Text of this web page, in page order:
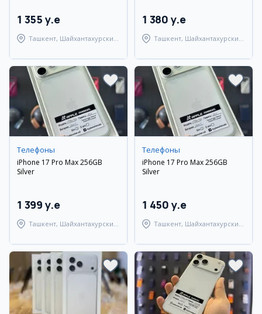
1 355 y.e
Ташкент, Шайхантахурский
1 380 y.e
Ташкент, Шайхантахурский
Телефоны
iPhone 17 Pro Max 256GB
Silver
1 399 y.e
Ташкент, Шайхантахурский
Телефоны
iPhone 17 Pro Max 256GB
Silver
1 450 y.e
Ташкент, Шайхантахурский